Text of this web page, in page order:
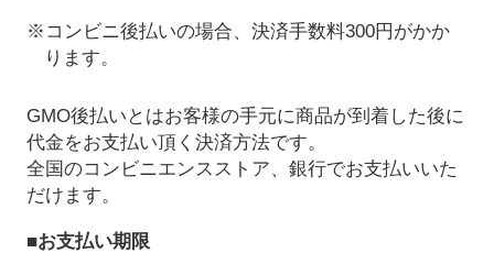
※コンビニ後払いの場合、決済手数料300円がかか
ります。
GMO後払いとはお客様の手元に商品が到着した後に
代金をお支払い頂く決済方法です。
全国のコンビニエンスストア、銀行でお支払いいた
だけます。
■お支払い期限